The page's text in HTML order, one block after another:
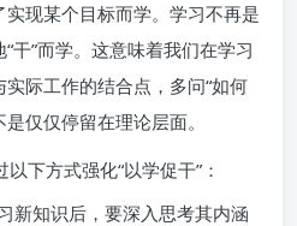
现某个目标而学。学习不再是
干”而学。这意味着我们在学习
际工作的结合点，多问“如何
仅仅停留在理论层面。
下方式强化“以学促干”：
新知识后，要深入思考其内涵